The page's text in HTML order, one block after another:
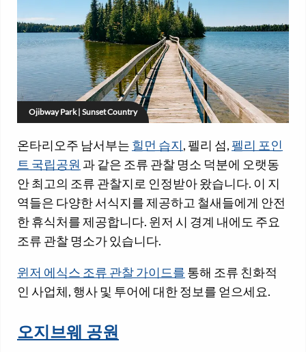
Ojibway Park | Sunset Country
온타리오주 남서부는 힐먼 습지, 펠리 섬, 펠리 포인
트 국립공원 과 같은 조류 관찰 명소 덕분에 오랫동
안 최고의 조류 관찰지로 인정받아 왔습니다. 이 지
역들은 다양한 서식지를 제공하고 철새들에게 안전
한 휴식처를 제공합니다. 윈저 시 경계 내에도 주요
조류 관찰 명소가 있습니다.
윈저 에식스 조류 관찰 가이드를 통해 조류 친화적
인 사업체, 행사 및 투어에 대한 정보를 얻으세요.
오지브웨 공원